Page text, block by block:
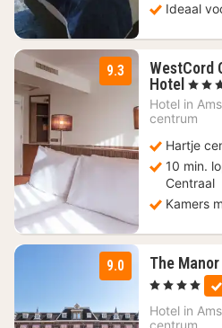
Ideaal
9.3
WestCord
Hotel 1
vanaf
€
, 3
Hotel in
centrum
Hartje
10 min.
Centraal
Kamers
9.0 The
, 4 Sterren
Hotel in
centrum